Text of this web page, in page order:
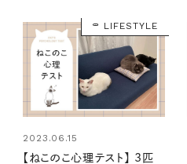
LIFESTYLE
2023.06.15
【ねこのこ心理テスト】 3匹